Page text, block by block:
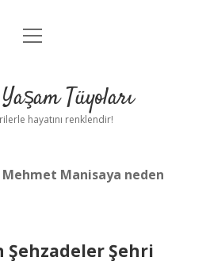
Anasayfa
Yasal Uyarı
menüyü
Tüyoları
hayatını renklendir!
Manisaya neden
Şehzadeler Şehri